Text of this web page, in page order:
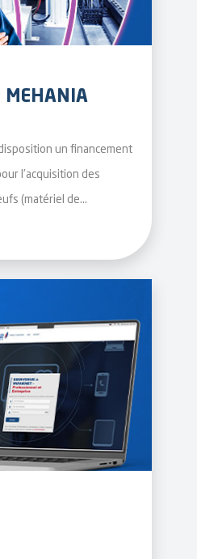
MEHANIA
un financement
l'acquisition des
(matériel de
équipements, etc.). Un
à intérêt) basé sur la